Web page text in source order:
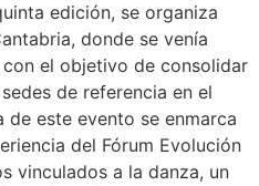
edición, se organiza
donde se venía
el objetivo de consolidar
de referencia en el
este evento se enmarca
del Fórum Evolución
vinculados a la danza, un